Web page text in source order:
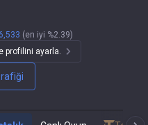
(en iyi %2.39)
profilini ayarla.